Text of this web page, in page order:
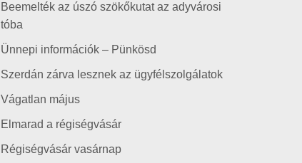
Beemelték az úszó szökőkutat az adyvárosi
tóba
Ünnepi információk – Pünkösd
Szerdán zárva lesznek az ügyfélszolgálatok
Vágatlan május
Elmarad a régiségvásár
Régiségvásár vasárnap